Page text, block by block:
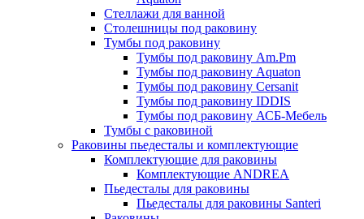
Стеллажи для ванной
Столешницы под раковину
Тумбы под раковину
Тумбы под раковину Am.Pm
Тумбы под раковину Aquaton
Тумбы под раковину Cersanit
Тумбы под раковину IDDIS
Тумбы под раковину АСБ-Мебель
Тумбы с раковиной
Раковины пьедесталы и комплектующие
Комплектующие для раковины
Комплектующие ANDREA
Пьедесталы для раковины
Пьедесталы для раковины Santeri